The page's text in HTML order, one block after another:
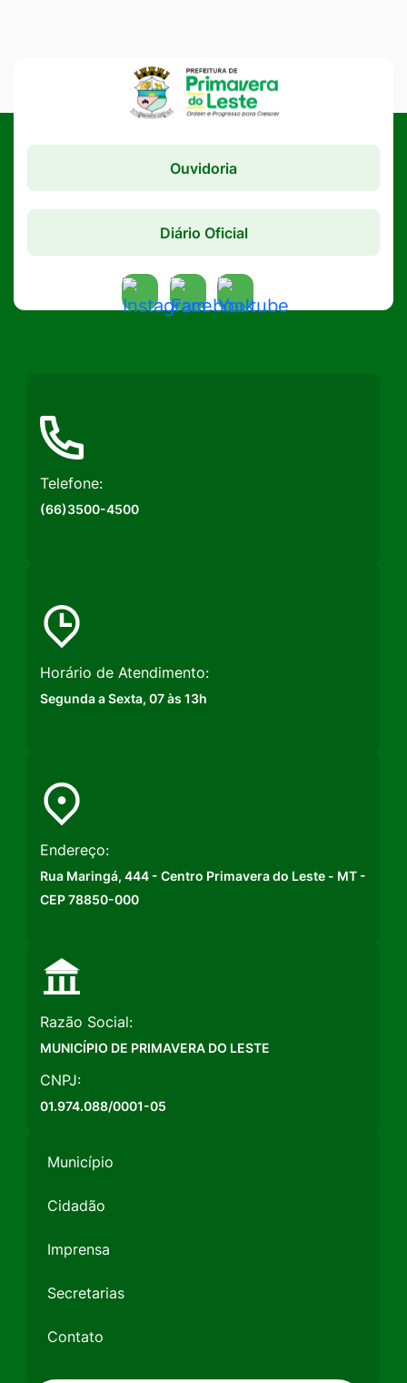
Ouvidoria
Diário Oficial
Acessar
a
Acessar
a
Acessar
a
Telefone:
(66)3500-4500
Horário de Atendimento:
Segunda a Sexta, 07 às 13h
Endereço:
Rua Maringá, 444 - Centro Primavera do Leste - MT -
CEP 78850-000
Razão Social:
MUNICÍPIO DE PRIMAVERA DO LESTE
CNPJ:
01.974.088/0001-05
Município
Cidadão
Imprensa
Secretarias
Contato